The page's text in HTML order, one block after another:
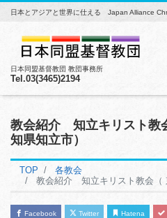
日本とアジアと世界に仕える Japan Alliance
日本同盟基督教団 教団事務所
Tel.03(3465)2194
教会紹介 知立キリスト教
知県知立市）
TOP
各教会
教会紹介 知立キリスト教会（
Facebook Twitter Hatena